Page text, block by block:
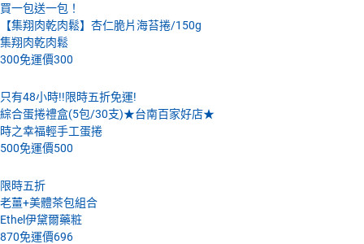
買一包送一包！
【集翔肉乾肉鬆】杏仁脆片海苔捲/150g
集翔肉乾肉鬆
300免運價300
只有48小時!!限時五折免運!
綜合蛋捲禮盒(5包/30支)★台南百家好店★
時之幸福輕手工蛋捲
500免運價500
限時五折
老薑+美體茶包組合
Ethel伊黛爾藥粧
870免運價696